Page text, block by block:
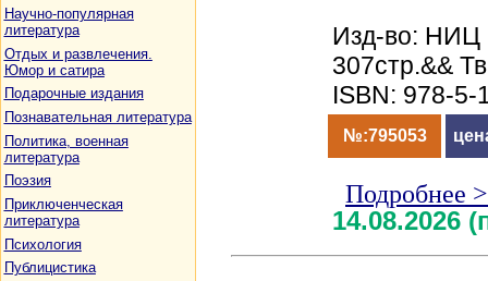
Научно-популярная
литература
Отдых и развлечения.
Юмор и сатира
Подарочные издания
Познавательная литература
Политика, военная
литература
Поэзия
Приключенческая
литература
Психология
Публицистика
Изд-во:
307стр.&&
ISBN: 978-5-
№:795053
Подробнее
14.08.2026